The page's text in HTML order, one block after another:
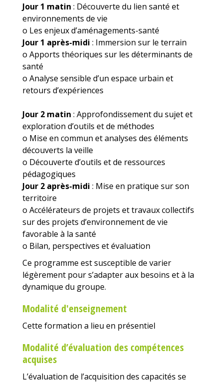
Jour 1 matin : Découverte du lien santé et
environnements de vie
o Les enjeux d’aménagements-santé
Jour 1 après-midi : Immersion sur le terrain
o Apports théoriques sur les déterminants de
santé
o Analyse sensible d’un espace urbain et
retours d’expériences
Jour 2 matin : Approfondissement du sujet et
exploration d’outils et de méthodes
o Mise en commun et analyses des éléments
découverts la veille
o Découverte d’outils et de ressources
pédagogiques
Jour 2 après-midi : Mise en pratique sur son
territoire
o Accélérateurs de projets et travaux collectifs
sur des projets d’environnement de vie
favorable à la santé
o Bilan, perspectives et évaluation
Ce programme est susceptible de varier
légèrement pour s’adapter aux besoins et à la
dynamique du groupe.
Modalité d'enseignement
Cette formation a lieu en présentiel
Modalité d’évaluation des compétences
acquises
L’évaluation de l’acquisition des capacités se